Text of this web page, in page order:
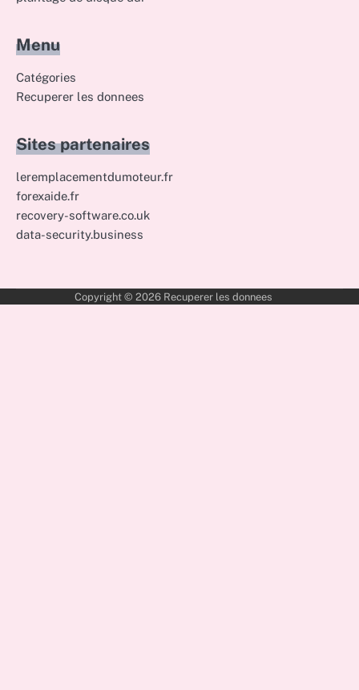
Menu
Catégories
Recuperer les donnees
Sites partenaires
leremplacementdumoteur.fr
forexaide.fr
recovery-software.co.uk
data-security.business
Copyright © 2026 Recuperer les donnees